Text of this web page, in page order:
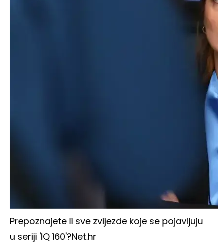
Prepoznajete li sve zvijezde koje se pojavljuju
u seriji 'IQ 160'?Net.hr